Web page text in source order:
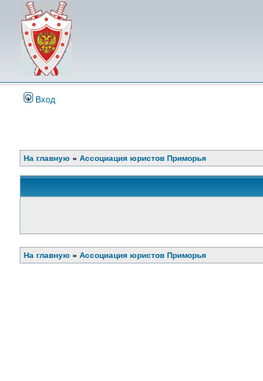
Вход
На главную » Ассоциация юристов Приморья
На главную » Ассоциация юристов Приморья